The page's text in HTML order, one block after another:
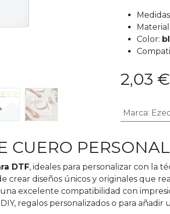
Material:
Color:
2,03 €
Marca:
CUERO
DTF, ideales para personalizar con la
crear diseños únicos y originales que
excelente compatibilidad con
regalos personalizados o para